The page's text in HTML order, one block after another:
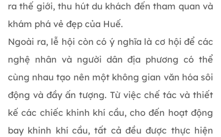
ra thế giới, thu hút du khách đến tham quan và
khám phá vẻ đẹp của Huế.
Ngoài ra, lễ hội còn có ý nghĩa là cơ hội để các
nghệ nhân và người dân địa phương có thể
cùng nhau tạo nên một không gian văn hóa sôi
động và đầy ấn tượng. Từ việc chế tác và thiết
kế các chiếc khinh khí cầu, cho đến hoạt động
bay khinh khí cầu, tất cả đều được thực hiện